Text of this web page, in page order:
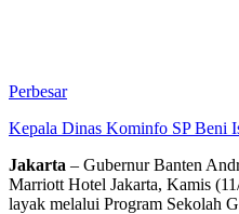
Perbesar
Kepala Dinas Kominfo SP Beni
Jakarta – Gubernur Banten
Marriott Hotel Jakarta, Kamis
layak melalui Program Sekolah